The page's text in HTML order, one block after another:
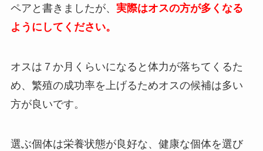
ペアと書きましたが、 実際はオスの方が多くなる
ようにしてください。
オスは７か月くらいになると体力が落ちてくるた
め、繁殖の成功率を上げるためオスの候補は多い
方が良いです。
選ぶ個体は栄養状態が良好な、健康な個体を選び